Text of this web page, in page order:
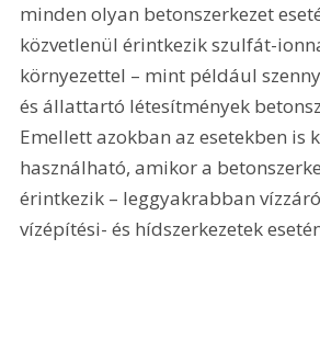
minden olyan betonszerkezet
közvetlenül érintkezik szulfát-
környezettel – mint például
és állattartó létesítmények
Emellett azokban az esetekben is
használható, amikor a
érintkezik – leggyakrabban
vízépítési- és hídszerkezetek